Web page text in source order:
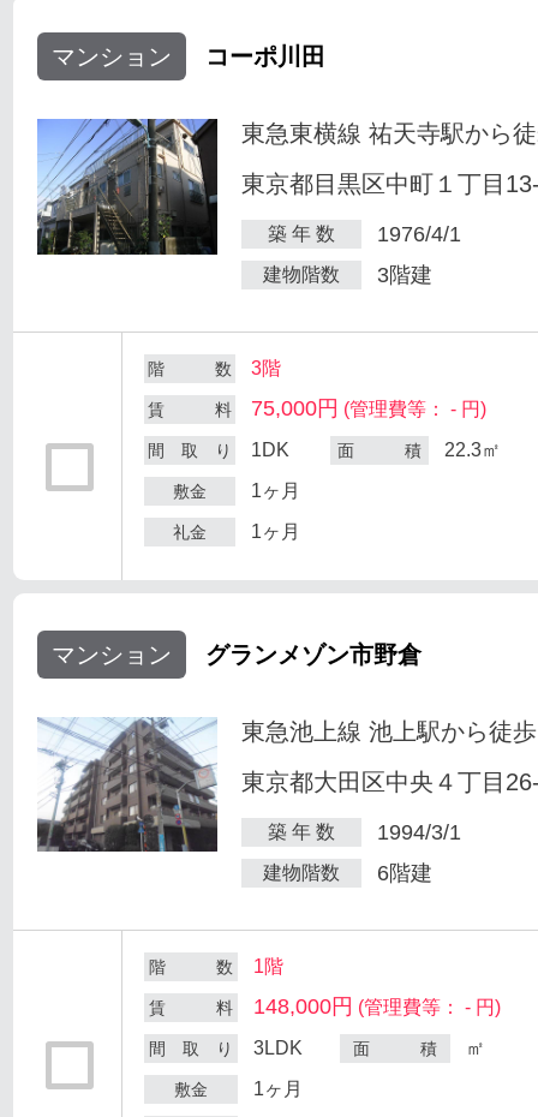
マンション コーポ川田
東急東横線 祐天寺駅から
東京都目黒区中町１丁目
築 年 数 1976/4/1
建物階数 3階建
階 数 3階
賃 料 75,000円 (管理費等： - 円)
間 取 り 1DK 面 積 22.3㎡
敷金 1ヶ月
礼金 1ヶ月
マンション グランメゾン市野倉
東急池上線 池上駅から徒
東京都大田区中央４丁目
築 年 数 1994/3/1
建物階数 6階建
階 数 1階
賃 料 148,000円 (管理費等： - 円)
間 取 り 3LDK 面 積 ㎡
敷金 1ヶ月